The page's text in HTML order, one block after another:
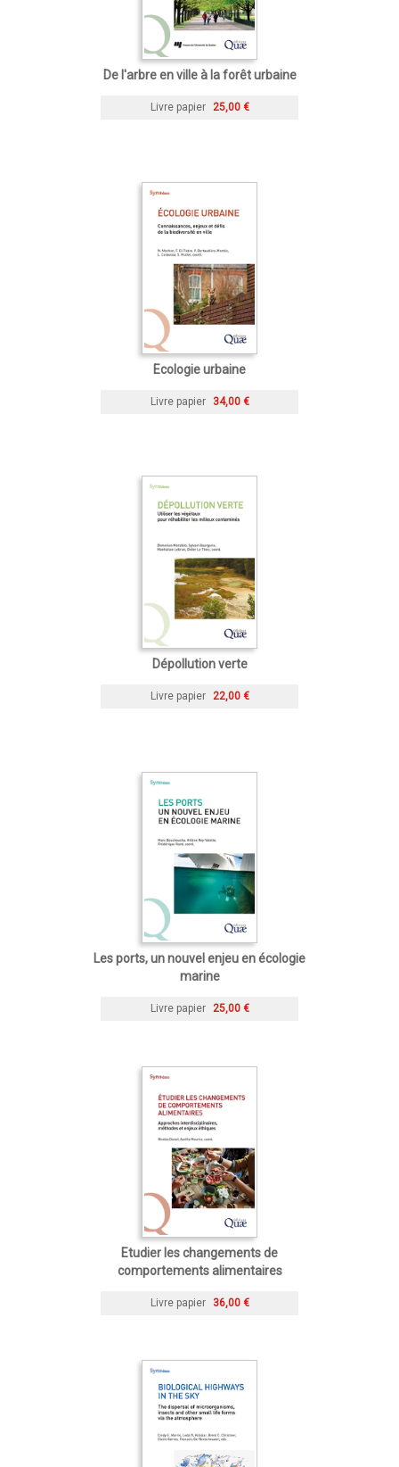
De l'arbre en ville à la forêt urbaine
Livre papier 25,00 €
Ecologie urbaine
Livre papier 34,00 €
Dépollution verte
Livre papier 22,00 €
Les ports, un nouvel enjeu en écologie
marine
Livre papier 25,00 €
Etudier les changements de
comportements alimentaires
Livre papier 36,00 €